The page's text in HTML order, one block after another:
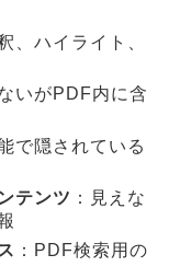
、ハイライト、
いがPDF内に含
で隠されている
テンツ ：見えな
：PDF検索用の